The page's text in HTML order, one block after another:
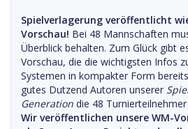
Spielverlagerung veröffentlicht
Vorschau! Bei 48 Mannschaften
Überblick behalten. Zum Glück gibt
Vorschau, die die wichtigsten Infos
Systemen in kompakter Form
gutes Dutzend Autoren unserer
Generation die 48
Wir veröffentlichen unsere WM-